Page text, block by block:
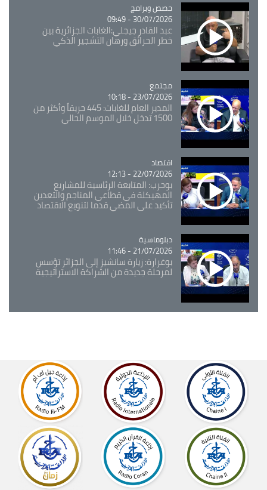
Catégorie
حصص وبرامج
30/07/2026 - 09:49
عبد القادر جيجلي:الغابات الجزائرية بين
خطر الحرائق ورهان التشجير الذكي
Catégorie
مجتمع
23/07/2026 - 10:18
المدير العام للغابات: 445 حريقاً وأكثر من
1500 تدخل خلال الموسم الحالي
Catégorie
اقتصاد
22/07/2026 - 12:13
بوحرب: المتابعة الرئاسية للمشاريع
المهيكلة في قطاعي المناجم والتعدين
تأكيد على المضي قدما لتنويع الاقتصاد
Catégorie
دبلوماسية
21/07/2026 - 11:46
بوغرارة: زيارة سانشيز إلى الجزائر تؤسس
لمرحلة جديدة من الشراكة الاستراتيجية